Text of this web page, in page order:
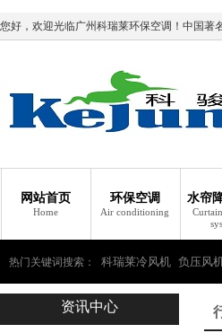
您好，欢迎光临广州科瑞莱环保空调！中国著
网站首页
Home
环保空调
Air conditioning
水帘
热门关键词搜索： 科瑞莱冷风机 负压风
瑞莱环保空调资讯中心